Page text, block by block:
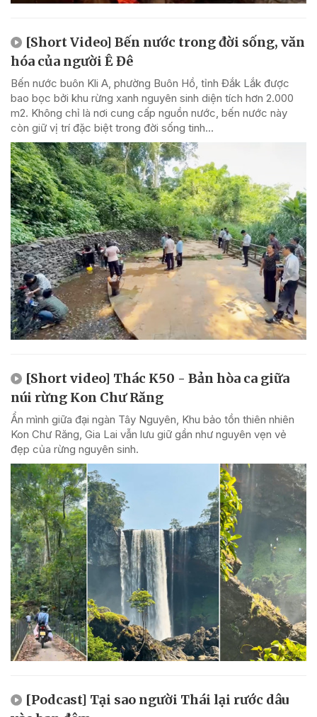
[Short Video] Bến nước trong đời sống, văn
hóa của người Ê Đê
Bến nước buôn Kli A, phường Buôn Hồ, tỉnh Đắk Lắk được
bao bọc bởi khu rừng xanh nguyên sinh diện tích hơn 2.000
m2. Không chỉ là nơi cung cấp nguồn nước, bến nước này
còn giữ vị trí đặc biệt trong đời sống tinh...
[Short video] Thác K50 - Bản hòa ca giữa
núi rừng Kon Chư Răng
Ẩn mình giữa đại ngàn Tây Nguyên, Khu bảo tồn thiên nhiên
Kon Chư Răng, Gia Lai vẫn lưu giữ gần như nguyên vẹn vẻ
đẹp của rừng nguyên sinh.
[Podcast] Tại sao người Thái lại rước dâu